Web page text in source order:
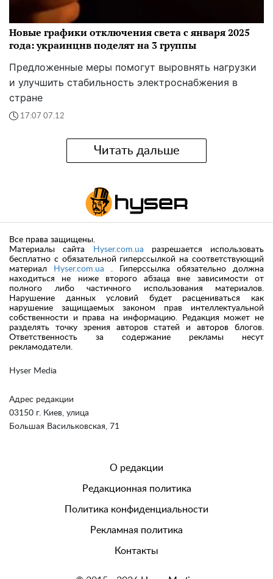
Новые графики отключения света с января 2025
года: украинцнв поделят на 3 группы
Предложенные меры помогут выровнять нагрузки
и улучшить стабильность электроснабжения в
стране
17:07 07.12
Читать дальше
Hyser Media
Адрес редакции
03150 г. Киев, улица
Большая Васильковская, 71
Все права защищены.
Материалы сайта
Hyser.com.ua разрешается использовать
бесплатно с обязательной гиперссылкой на соответствующий
материал
Hyser.com.ua . Гиперссылка обязательно должна
находиться не ниже второго абзаца вне зависимости от
полного либо частичного использования материалов.
Нарушение данных условий будет расцениваться как
нарушение защищаемых законом прав интеллектуальной
собственности и права на информацию. Редакция может не
разделять точку зрения авторов статей и авторов блогов.
Ответственность за содержание рекламы несут
рекламодатели.
О редакции
Редакционная политика
Политика конфиденциальности
Рекламная политика
Контакты